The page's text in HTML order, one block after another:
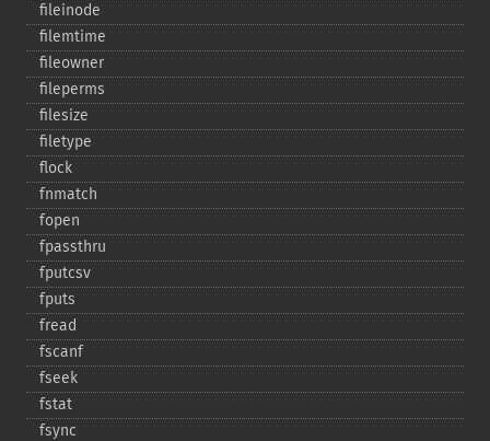
fileinode
filemtime
fileowner
fileperms
filesize
filetype
flock
fnmatch
fopen
fpassthru
fputcsv
fputs
fread
fscanf
fseek
fstat
fsync